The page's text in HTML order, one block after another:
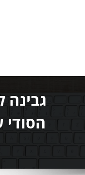
גבינה
הסודי